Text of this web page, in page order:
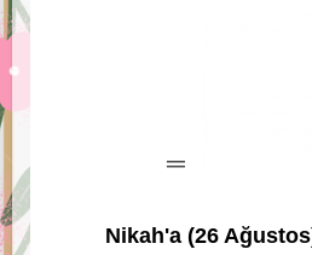
═
Nikah'a (26